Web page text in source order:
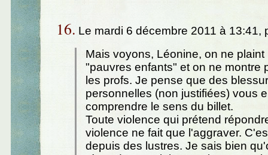
16. Le mardi 6 décembre 2011 à 13:41,
Mais voyons, Léonine, on ne plaint
"pauvres enfants" et on ne montre
les profs. Je pense que des
personnelles (non justifiées) vous
comprendre le sens du billet.
Toute violence qui prétend
violence ne fait que l'aggraver.
depuis des lustres. Je sais bien